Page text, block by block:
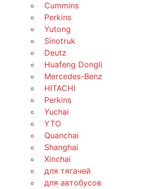
Cummins
Perkins
Yutong
Sinotruk
Deutz
Huafeng Dongli
Mercedes-Benz
HITACHI
Perkins
Yuchai
YTO
Quanchai
Shanghai
Xinchai
для тягачей
для автобусов